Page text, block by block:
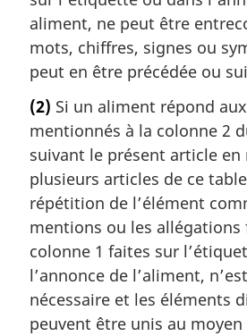
aliment, ne peut être
mots, chiffres, signes ou
peut en être précédée ou
(2) Si un aliment répond
mentionnés à la colonne 2
suivant le présent article en
plusieurs articles de ce
répétition de l’élément
mentions ou les allégations
colonne 1 faites sur
l’annonce de l’aliment,
nécessaire et les éléments
peuvent être unis au moyen